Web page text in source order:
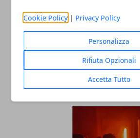
Cookie Policy | Privacy Policy
Personalizza
Rifiuta Opzionali
Accetta Tutto
ARTICOLI CORRELATI